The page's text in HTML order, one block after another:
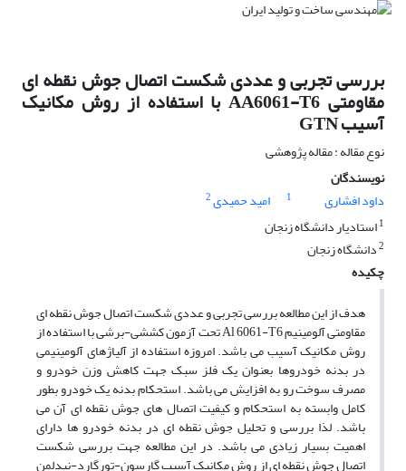
بررسی تجربی و عددی شکست اتصال جوش نقطه ای
مقاومتی AA6061-T6 با استفاده از روش مکانیک
آسیب GTN
نوع مقاله : مقاله پژوهشی
نویسندگان
داود افشاری
1 امید حمیدی2
1استادیار دانشگاه زنجان
2دانشگاه زنجان
چکیده
هدف از این مطالعه بررسی تجربی و عددی شکست اتصال جوش نقطه ای
مقاومتی آلومینیم Al 6061-T6 تحت آزمون کششی-برشی با استفاده از
روش مکانیک آسیب می باشد. امروزه استفاده از آلیاژهای آلومینیمی
در بدنه خودروها بعنوان یک فلز سبک جهت کاهش وزن خودرو و
مصرف سوخت رو به افزایش می باشد. استحکام بدنه یک خودرو بطور
کامل وابسته به استحکام و کیفیت اتصال های جوش نقطه ای آن می
باشد. لذا بررسی و تحلیل جوش نقطه ای در بدنه خودرو ها دارای
اهمیت بسیار زیادی می باشد. در این مطالعه جهت بررسی شکست
اتصال جوش نقطه ای از روش مکانیک آسیب گارسون-تورگارد-نیدلمن